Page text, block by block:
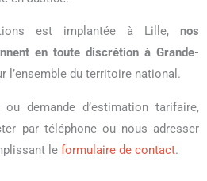
est implantée à Lille, nos
en toute discrétion à Grande-
l’ensemble du territoire national.
demande d’estimation tarifaire,
par téléphone ou nous adresser
le formulaire de contact.